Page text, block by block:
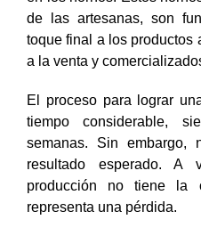
de las artesanas, son
toque final a los productos
a la venta y
El proceso para lograr
tiempo considerable,
semanas. Sin embargo,
resultado esperado.
producción no tiene la
representa una pérdida.